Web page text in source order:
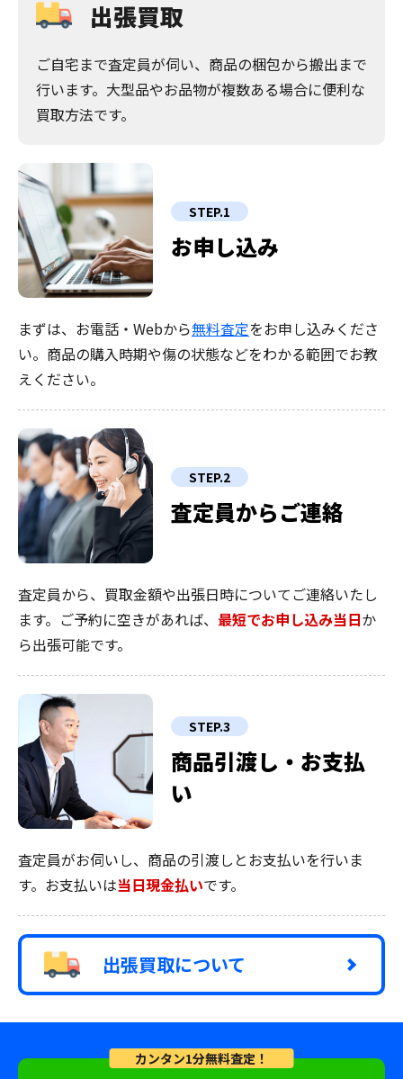
出張買取
ご自宅まで査定員が伺い、商品の梱包から搬出まで
行います。大型品やお品物が複数ある場合に便利な
買取方法です。
STEP.1
お申し込み
まずは、お電話・Webから無料査定をお申し込みくださ
い。商品の購入時期や傷の状態などをわかる範囲でお教
えください。
STEP.2
査定員からご連絡
査定員から、買取金額や出張日時についてご連絡いたし
ます。ご予約に空きがあれば、 最短でお申し込み当日か
ら出張可能です。
STEP.3
商品引渡し・お支払
い
査定員がお伺いし、商品の引渡しとお支払いを行いま
す。お支払いは当日現金払いです。
出張買取について
カンタン1分無料査定！